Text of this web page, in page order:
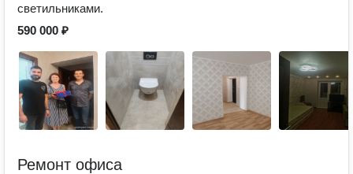
светильниками.
590 000 ₽
Ремонт офиса